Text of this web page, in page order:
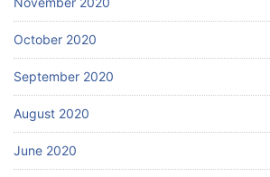
October 2020
September 2020
August 2020
June 2020